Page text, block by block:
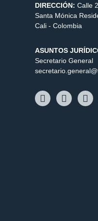
DIRECCIÓN: Calle
Santa Mónica
Cali - Colombia
ASUNTOS
Secretario General